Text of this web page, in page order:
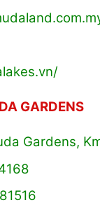
GARDENS
Gardens,